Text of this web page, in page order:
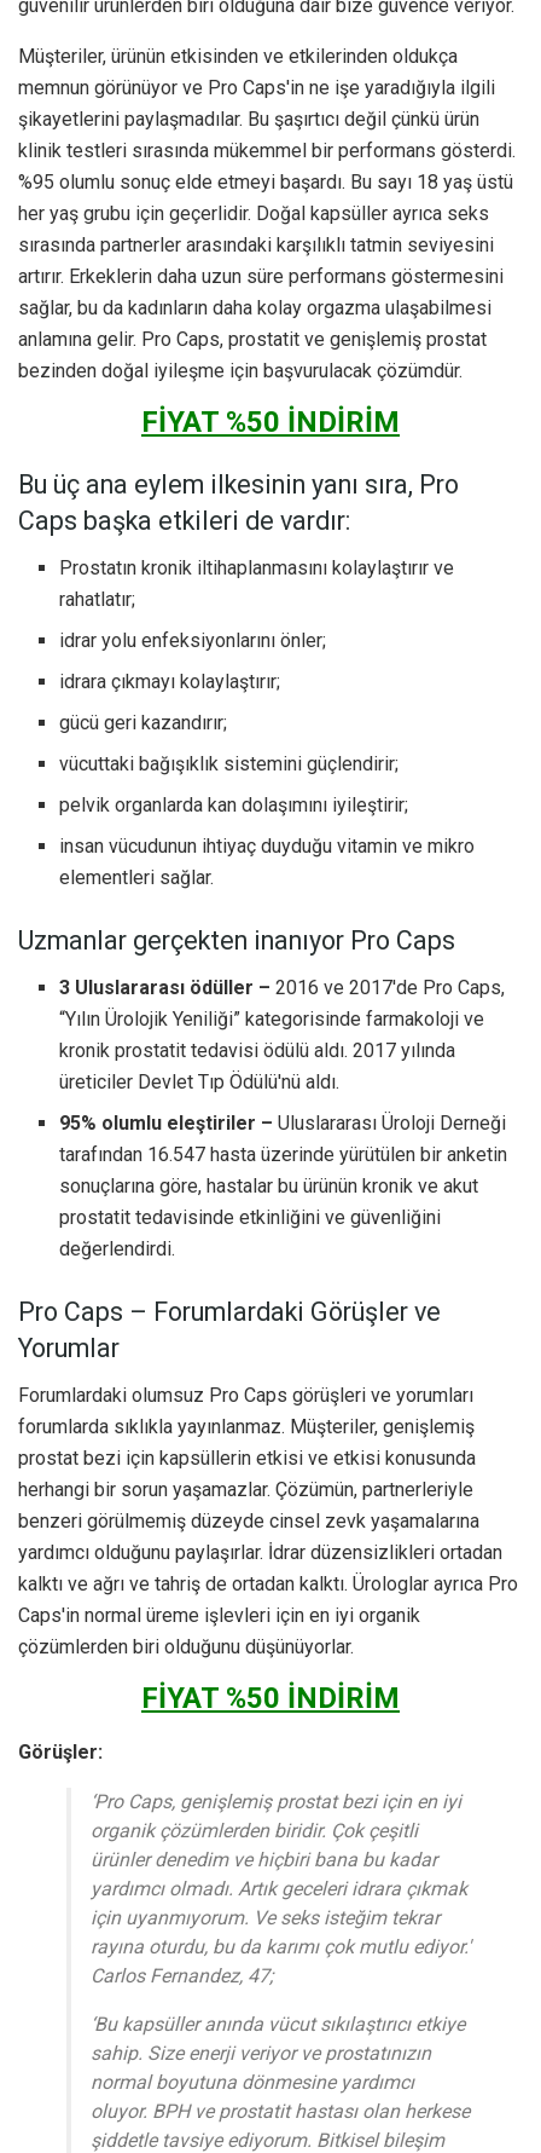
güvenilir ürünlerden biri olduğuna dair bize güvence veriyor.
Müşteriler, ürünün etkisinden ve etkilerinden oldukça
memnun görünüyor ve Pro Caps'in ne işe yaradığıyla ilgili
şikayetlerini paylaşmadılar. Bu şaşırtıcı değil çünkü ürün
klinik testleri sırasında mükemmel bir performans gösterdi.
%95 olumlu sonuç elde etmeyi başardı. Bu sayı 18 yaş üstü
her yaş grubu için geçerlidir. Doğal kapsüller ayrıca seks
sırasında partnerler arasındaki karşılıklı tatmin seviyesini
artırır. Erkeklerin daha uzun süre performans göstermesini
sağlar, bu da kadınların daha kolay orgazma ulaşabilmesi
anlamına gelir. Pro Caps, prostatit ve genişlemiş prostat
bezinden doğal iyileşme için başvurulacak çözümdür.
FİYAT %50 İNDİRİM
Bu üç ana eylem ilkesinin yanı sıra, Pro
Caps başka etkileri de vardır:
Prostatın kronik iltihaplanmasını kolaylaştırır ve
rahatlatır;
idrar yolu enfeksiyonlarını önler;
idrara çıkmayı kolaylaştırır;
gücü geri kazandırır;
vücuttaki bağışıklık sistemini güçlendirir;
pelvik organlarda kan dolaşımını iyileştirir;
insan vücudunun ihtiyaç duyduğu vitamin ve mikro
elementleri sağlar.
Uzmanlar gerçekten inanıyor Pro Caps
3 Uluslararası ödüller – 2016 ve 2017'de Pro Caps,
“Yılın Ürolojik Yeniliği” kategorisinde farmakoloji ve
kronik prostatit tedavisi ödülü aldı. 2017 yılında
üreticiler Devlet Tıp Ödülü'nü aldı.
95% olumlu eleştiriler – Uluslararası Üroloji Derneği
tarafından 16.547 hasta üzerinde yürütülen bir anketin
sonuçlarına göre, hastalar bu ürünün kronik ve akut
prostatit tedavisinde etkinliğini ve güvenliğini
değerlendirdi.
Pro Caps – Forumlardaki Görüşler ve
Yorumlar
Forumlardaki olumsuz Pro Caps görüşleri ve yorumları
forumlarda sıklıkla yayınlanmaz. Müşteriler, genişlemiş
prostat bezi için kapsüllerin etkisi ve etkisi konusunda
herhangi bir sorun yaşamazlar. Çözümün, partnerleriyle
benzeri görülmemiş düzeyde cinsel zevk yaşamalarına
yardımcı olduğunu paylaşırlar. İdrar düzensizlikleri ortadan
kalktı ve ağrı ve tahriş de ortadan kalktı. Ürologlar ayrıca Pro
Caps'in normal üreme işlevleri için en iyi organik
çözümlerden biri olduğunu düşünüyorlar.
FİYAT %50 İNDİRİM
Görüşler:
‘Pro Caps, genişlemiş prostat bezi için en iyi
organik çözümlerden biridir. Çok çeşitli
ürünler denedim ve hiçbiri bana bu kadar
yardımcı olmadı. Artık geceleri idrara çıkmak
için uyanmıyorum. Ve seks isteğim tekrar
rayına oturdu, bu da karımı çok mutlu ediyor.'
Carlos Fernandez, 47;
‘Bu kapsüller anında vücut sıkılaştırıcı etkiye
sahip. Size enerji veriyor ve prostatınızın
normal boyutuna dönmesine yardımcı
oluyor. BPH ve prostatit hastası olan herkese
şiddetle tavsiye ediyorum. Bitkisel bileşim